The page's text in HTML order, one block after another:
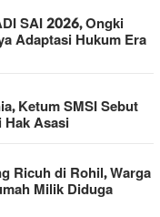
SAI 2026, Ongki
Adaptasi Hukum Era
Ketum SMSI Sebut
Asasi
Ricuh di Rohil, Warga
Milik Diduga